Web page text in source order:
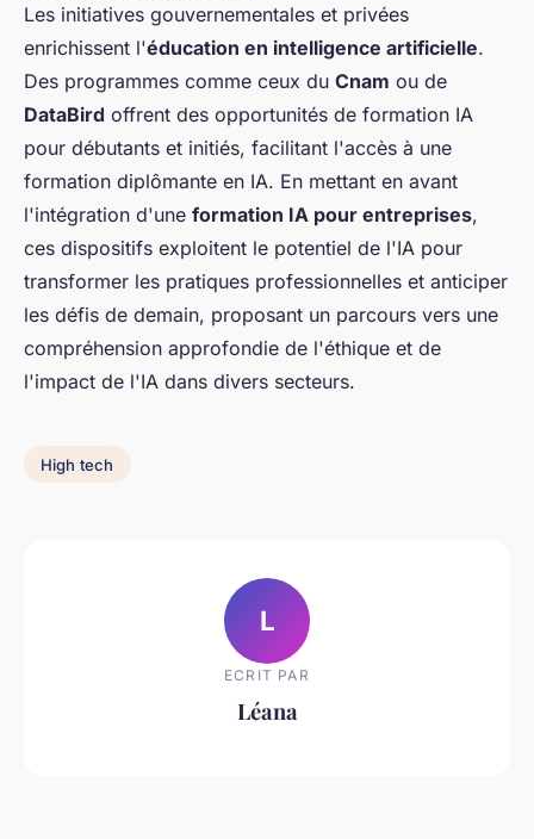
Les initiatives gouvernementales et privées
enrichissent l'éducation en intelligence artificielle.
Des programmes comme ceux du Cnam ou de
DataBird offrent des opportunités de formation IA
pour débutants et initiés, facilitant l'accès à une
formation diplômante en IA. En mettant en avant
l'intégration d'une formation IA pour entreprises,
ces dispositifs exploitent le potentiel de l'IA pour
transformer les pratiques professionnelles et anticiper
les défis de demain, proposant un parcours vers une
compréhension approfondie de l'éthique et de
l'impact de l'IA dans divers secteurs.
High tech
L
ECRIT PAR
Léana